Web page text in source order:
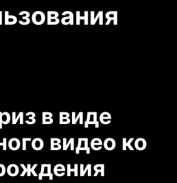
в виде
видео ко